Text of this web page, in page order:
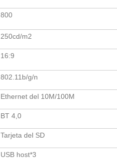
800
250cd/m2
16:9
802.11b/g/n
Ethernet del 10M/100M
BT 4,0
Tarjeta del SD
USB host*3